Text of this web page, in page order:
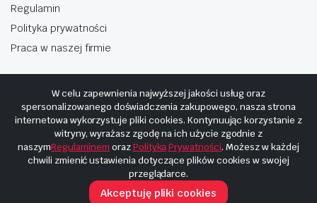
Regulamin
Polityka prywatności
Praca w naszej firmie
Copyright © 2025 Hosting i budowa Cyberplaneta.pl
W celu zapewnienia najwyższej jakości usług oraz
spersonalizowanego doświadczenia zakupowego, nasza strona
internetowa wykorzystuje pliki cookies. Kontynuując korzystanie z
witryny, wyrażasz zgodę na ich użycie zgodnie z
naszymRegulaminem orazPolityką Prywatności. Możesz w każdej
chwili zmienić ustawienia dotyczące plików cookies w swojej
przeglądarce.
Akceptuję pliki cookies